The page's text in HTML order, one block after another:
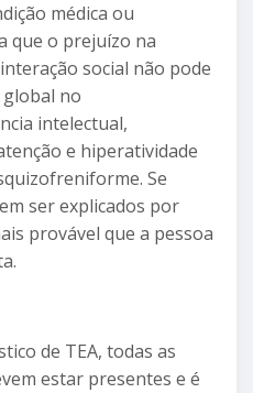
médica ou
que o prejuízo na
social não pode
no
intelectual,
e hiperatividade
Se
ser explicados por
provável que a pessoa
de TEA, todas as
estar presentes e é